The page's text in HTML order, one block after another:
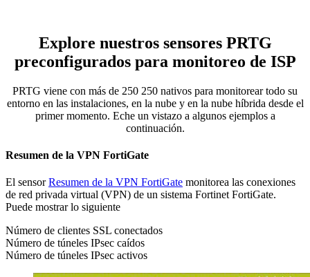
Explore nuestros sensores PRTG
preconfigurados para monitoreo de ISP
PRTG viene con más de 250 250 nativos para monitorear todo su
entorno en las instalaciones, en la nube y en la nube híbrida desde el
primer momento. Eche un vistazo a algunos ejemplos a
continuación.
Resumen de la VPN FortiGate
El sensorResumen de la VPN FortiGate monitorea las conexiones
de red privada virtual (VPN) de un sistema Fortinet FortiGate.
Puede mostrar lo siguiente
Número de clientes SSL conectados
Número de túneles IPsec caídos
Número de túneles IPsec activos